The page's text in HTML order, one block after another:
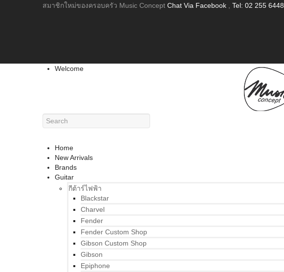
สมาชิกใหม่ของครอบครัว Music Concept Chat Via Facebook Tel: 02 255 6448
Welcome
Home
New Arrivals
Brands
Guitar
กีต้าร์ไฟฟ้า
Blackstar
Charvel
Fender
Fender Custom Shop
Gibson Custom Shop
Gibson
Epiphone